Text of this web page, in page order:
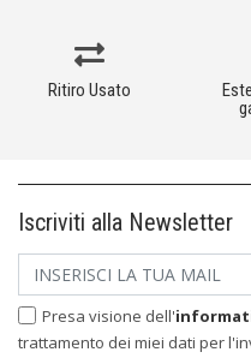
Ritiro Usato
Iscriviti alla Newsletter
Presa visione dell'
trattamento dei miei dati per